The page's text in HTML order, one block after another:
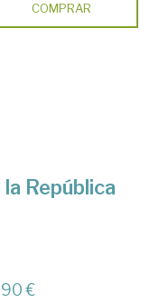
COMPRAR
República
€